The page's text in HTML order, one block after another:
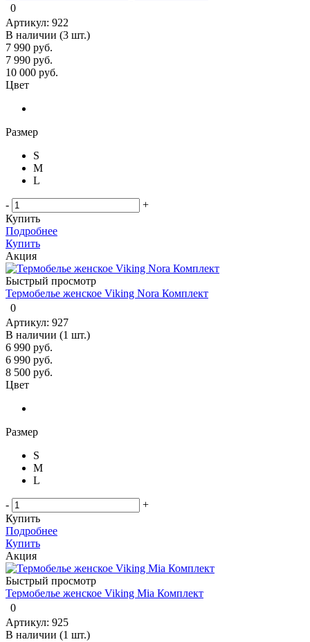
0
Артикул: 922
В наличии (3 шт.)
7 990 руб.
7 990 руб.
10 000 руб.
Цвет
Размер
S
M
L
-
+
Купить
Подробнее
Купить
Акция
Быстрый просмотр
Термобелье женское Viking Nora Комплект
0
Артикул: 927
В наличии (1 шт.)
6 990 руб.
6 990 руб.
8 500 руб.
Цвет
Размер
S
M
L
-
+
Купить
Подробнее
Купить
Акция
Быстрый просмотр
Термобелье женское Viking Mia Комплект
0
Артикул: 925
В наличии (1 шт.)